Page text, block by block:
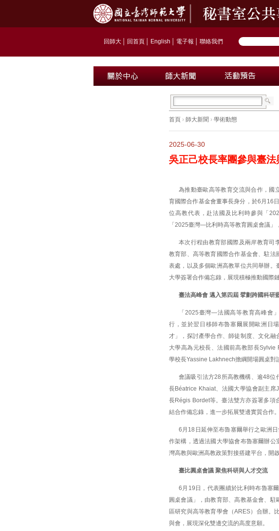
回師大 回首頁 English 電子報 聯絡我們
首頁 › 師大新聞 › 學術動態
2025-06-30
吳正己校長率團參與臺
為推動臺歐高等教育交流與合作，國
育國際合作基金會董事長身分，於6月16
位高教代表，赴法國及比利時參與「
「2025臺灣—比利時高等教育圓桌會議」
本次行程由教育部國際及兩岸教育司
教育部、高等教育國際合作基金會、駐
表處，以及多個歐洲高教單位共同舉辦。
大學簽署合作備忘錄，展現積極推動國際
臺法高峰會 邁入第四屆 擘劃跨國科研
「2025臺灣—法國高等教育高峰會
行，並於翌日移師布魯塞爾展開歐洲日
才」，探討產學合作、師徒制度、文化
大學高為元校長、法國前高教部長
學校長Yassine Lakhnech擔綱開場圓桌對
會議吸引法方28所高教機構、逾48位
長Béatrice Khaiat、法國大學協會副主
長Régis Bordet等。臺法雙方亦簽署多項
結合作備忘錄，進一步拓展雙邊實質合作。
6月18日延伸至布魯塞爾舉行之歐洲
作架構，透過法國大學協會布魯塞爾辦
灣高教與歐洲高教政策對接搭建平台，開
臺比圓桌會議 聚焦科研與人才交流
6月19日，代表團續於比利時布魯塞
圓桌會議」，由教育部、高教基金會、
區研究與高等教育學會（ARES）合辦。
與會，展現深化雙邊交流的高度意願。